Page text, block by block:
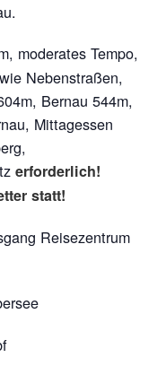
moderates Tempo,
Nebenstraßen,
Bernau 544m,
Mittagessen
erforderlich!
statt!
Reisezentrum